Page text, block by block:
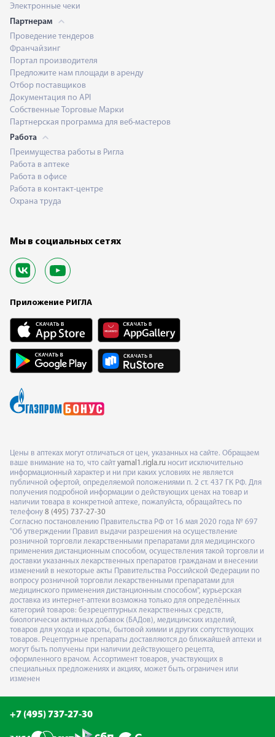
Электронные чеки
Партнерам
Проведение тендеров
Франчайзинг
Портал производителя
Предложите нам площади в аренду
Отбор поставщиков
Документация по API
Собственные Торговые Марки
Партнерская программа для веб-мастеров
Работа
Преимущества работы в Ригла
Работа в аптеке
Работа в офисе
Работа в контакт-центре
Охрана труда
Мы в социальных сетях
Приложение РИГЛА
Цены в аптеках могут отличаться от цен, указанных на сайте. Обращаем
ваше внимание на то, что сайт yamal1.rigla.ru носит исключительно
информационный характер и ни при каких условиях не является
публичной офертой, определяемой положениями п. 2 ст. 437 ГК РФ. Для
получения подробной информации о действующих ценах на товар и
наличии товара в конкретной аптеке, пожалуйста, обращайтесь по
телефону 8 (495) 737-27-30
Согласно постановлению Правительства РФ от 16 мая 2020 года № 697
"Об утверждении Правил выдачи разрешения на осуществление
розничной торговли лекарственными препаратами для медицинского
применения дистанционным способом, осуществления такой торговли и
доставки указанных лекарственных препаратов гражданам и внесении
изменений в некоторые акты Правительства Российской Федерации по
вопросу розничной торговли лекарственными препаратами для
медицинского применения дистанционным способом", курьерская
доставка из интернет-аптеки возможна только для определённых
категорий товаров: безрецептурных лекарственных средств,
биологически активных добавок (БАДов), медицинских изделий,
товаров для ухода и красоты, бытовой химии и других сопутствующих
товаров. Рецептурные препараты доставляются до ближайшей аптеки и
могут быть получены при наличии действующего рецепта,
оформленного врачом. Ассортимент товаров, участвующих в
специальных предложениях и акциях, может быть ограничен или
изменен
+7 (495) 737-27-30